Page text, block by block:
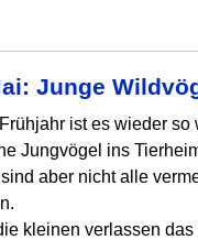
Junge
ist es wieder
Jungvögel ins
sind aber nicht alle
kleinen verlassen